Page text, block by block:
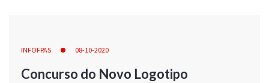
INFOFPAS 08-10-2020
Concurso do Novo Logotipo